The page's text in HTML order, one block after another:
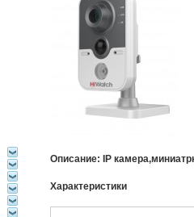
Описание: IP
Характеристики